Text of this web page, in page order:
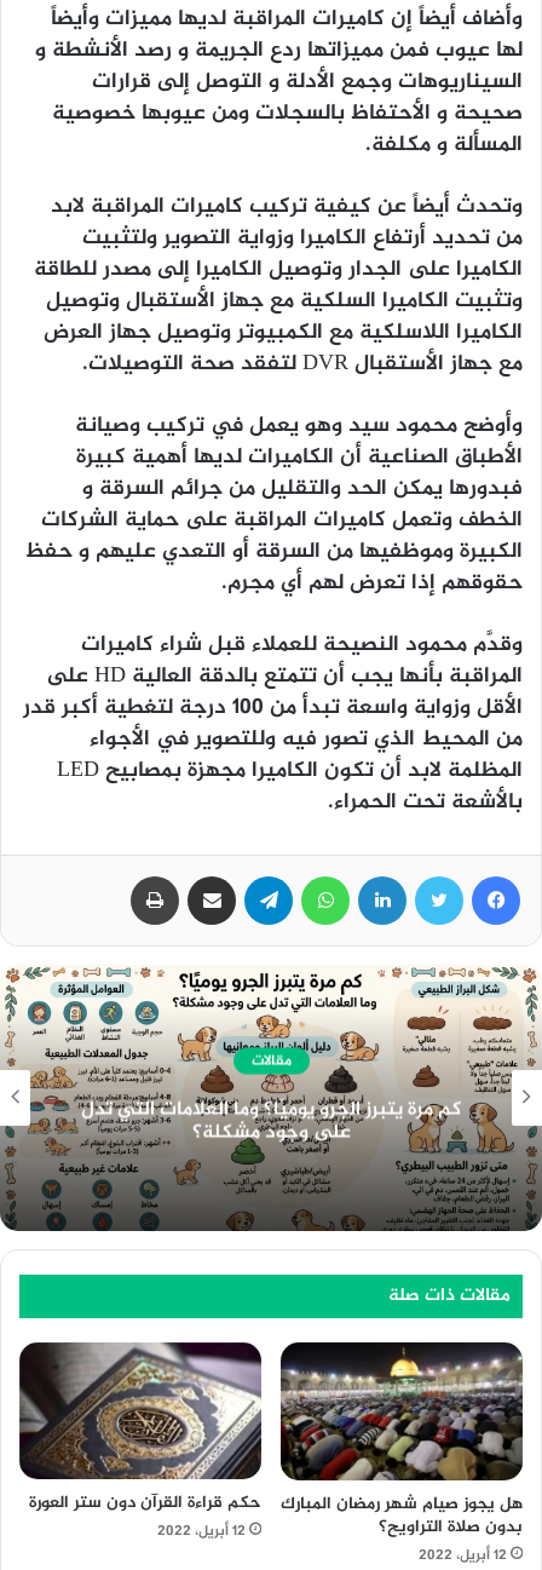
وأضاف أيضاً إن كاميرات المراقبة لديها مميزات وأيضاً
لها عيوب فمن مميزاتها ردع الجريمة و رصد الأنشطة و
السيناريوهات وجمع الأدلة و التوصل إلى قرارات
صحيحة و الأحتفاظ بالسجلات ومن عيوبها خصوصية
المسألة و مكلفة.
وتحدث أيضاً عن كيفية تركيب كاميرات المراقبة لابد
من تحديد أرتفاع الكاميرا وزواية التصوير ولتثبيت
الكاميرا على الجدار وتوصيل الكاميرا إلى مصدر للطاقة
وتثبيت الكاميرا السلكية مع جهاز الأستقبال وتوصيل
الكاميرا اللاسلكية مع الكمبيوتر وتوصيل جهاز العرض
مع جهاز الأستقبال DVR لتفقد صحة التوصيلات.
وأوضح محمود سيد وهو يعمل في تركيب وصيانة
الأطباق الصناعية أن الكاميرات لديها أهمية كبيرة
فبدورها يمكن الحد والتقليل من جرائم السرقة و
الخطف وتعمل كاميرات المراقبة على حماية الشركات
الكبيرة وموظفيها من السرقة أو التعدي عليهم و حفظ
حقوقهم إذا تعرض لهم أي مجرم.
وقدَّم محمود النصيحة للعملاء قبل شراء كاميرات
المراقبة بأنها يجب أن تتمتع بالدقة العالية HD على
الأقل وزواية واسعة تبدأ من ١٠٠ درجة لتغطية أكبر قدر
من المحيط الذي تصور فيه وللتصوير في الأجواء
المظلمة لابد أن تكون الكاميرا مجهزة بمصابيح LED
بالأشعة تحت الحمراء.
مقالات
هندسة الـ Meta Description الاحترافي: الدليل
الشامل لمضاعفة معدل النقر CTR والسيطرة على
خوارزميات الـ SEO وأنظمة الذكاء الاصطناعي
مقالات ذات صلة
هل يجوز صيام شهر رمضان المبارك
بدون صلاة التراويح؟
12 أبريل، 2022
حكم قراءة القرآن دون ستر العورة
12 أبريل، 2022